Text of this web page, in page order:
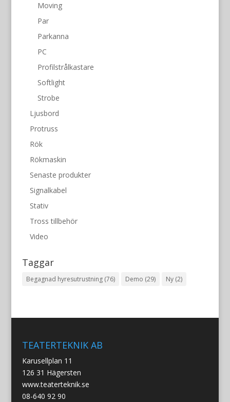
Moving
Par
Parkanna
PC
Profilstrålkastare
Softlight
Strobe
Ljusbord
Protruss
Rök
Rökmaskin
Senaste produkter
Signalkabel
Stativ
Tross tillbehör
Video
Taggar
Begagnad hyresutrustning(76) Demo (29) Ny(2)
TEATERTEKNIK AB
Karusellplan 11
126 31 Hägersten
www.teaterteknik.se
08-640 92 90